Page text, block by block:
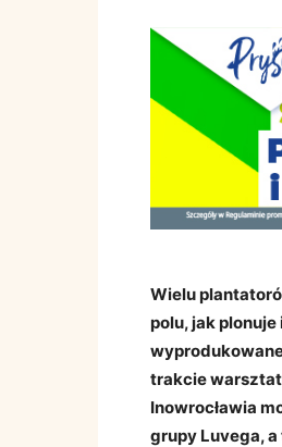
Wielu
polu, jak
trakcie
Inowrocławia
grupy Luvega,